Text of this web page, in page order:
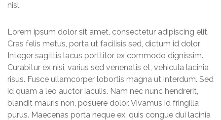
nisl.
Lorem ipsum dolor sit amet, consectetur adipiscing elit.
Cras felis metus, porta ut facilisis sed, dictum id dolor.
Integer sagittis lacus porttitor ex commodo dignissim.
Curabitur ex nisi, varius sed venenatis et, vehicula lacinia
risus. Fusce ullamcorper lobortis magna ut interdum. Sed
id quam a leo auctor iaculis. Nam nec nunc hendrerit,
blandit mauris non, posuere dolor. Vivamus id fringilla
purus. Maecenas porta neque ex, quis congue dui lacinia